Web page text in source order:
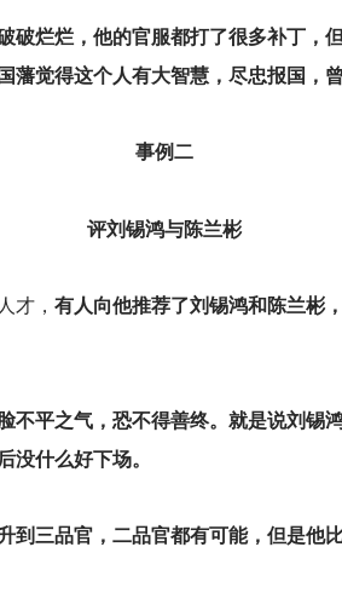
破烂烂，他的官服都打了很多补丁，
觉得这个人有大智慧，尽忠报国，曾
事例二
评刘锡鸿与陈兰彬
才， 有人向他推荐了刘锡鸿和陈兰彬
不平之气，恐不得善终。就是说刘锡
没什么好下场。
三品官，二品官都有可能，但是他